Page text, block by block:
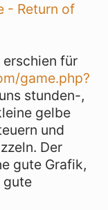
- Return of
für
game.php?
stunden-,
gelbe
und
Der
gute Grafik,
gute